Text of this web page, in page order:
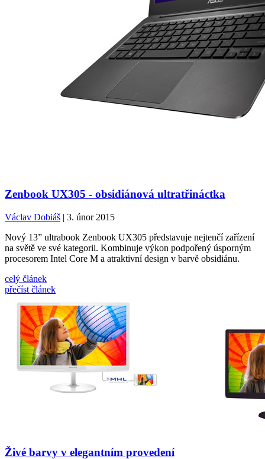
Zenbook UX305 - obsidiánová ultratřináctka
Václav Dobiáš | 3. únor 2015
Nový 13” ultrabook Zenbook UX305 představuje nejtenčí zařízení
na světě ve své kategorii. Kombinuje výkon podpořený úsporným
procesorem Intel Core M a atraktivní design v barvě obsidiánu.
celý článek
přečíst článek
Živé barvy v elegantním provedení